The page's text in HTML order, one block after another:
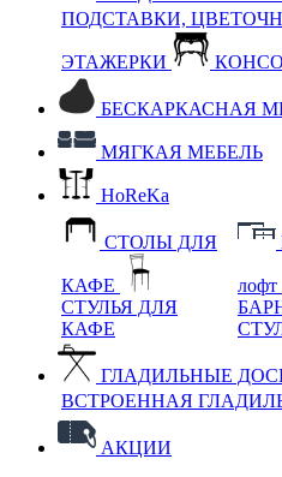
ПОДСТАВКИ,
ЭТАЖЕРКИ
БЕСКАРКАСНАЯ
МЯГКАЯ МЕБЕЛЬ
HoReKa
СТОЛЫ ДЛЯ
КАФЕ
СТУЛЬЯ ДЛЯ
КАФЕ
лофт
ГЛАДИЛЬНЫЕ
ВСТРОЕННАЯ
АКЦИИ